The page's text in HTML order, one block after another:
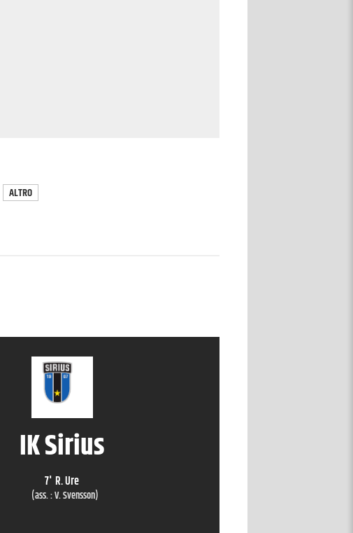
ALTRO
IK Sirius
7' R. Ure
(ass. :V. Svensson)